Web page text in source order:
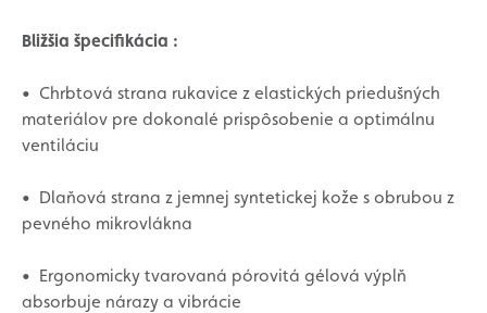
Bližšia špecifikácia :
• Chrbtová strana rukavice z elastických priedušných
materiálov pre dokonalé prispôsobenie a optimálnu
ventiláciu
• Dlaňová strana z jemnej syntetickej kože s obrubou z
pevného mikrovlákna
• Ergonomicky tvarovaná pórovitá gélová výplň
absorbuje nárazy a vibrácie